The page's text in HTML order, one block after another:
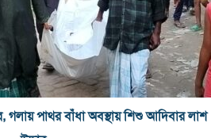
পাথর বাঁধা অবস্থায় শিশু আদিবার লাশ